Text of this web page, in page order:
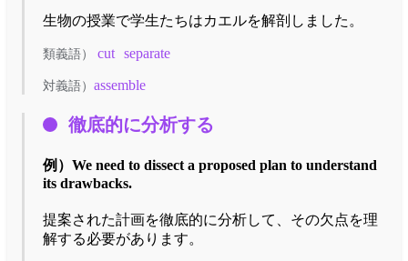
生物の授業で学生たちはカエルを解剖しました。
類義語） cut separate
対義語） assemble
徹底的に分析する
例） We need to dissect a proposed plan to understand
its drawbacks.
提案された計画を徹底的に分析して、その欠点を理
解する必要があります。